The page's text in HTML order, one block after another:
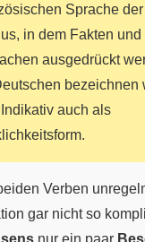
Sprache der
in dem Fakten und
ausgedrückt
bezeichnen
auch als
Verben
gar nicht so
nur ein paar